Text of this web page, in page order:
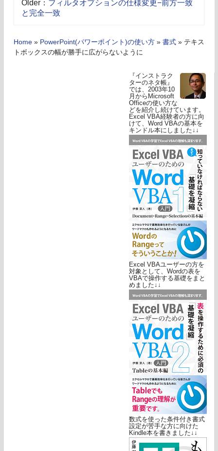
Older： フィルタオプションの仕様変更−前方一致
と完全一致
Home » PowerPoint(パワーポイント)の使い方 » 書式 » テキス
トボックスの幅が勝手に広がらないように
『インストラク
ターのネタ帳』
では、2003年10
月からMicrosoft
Officeの使い方な
どを紹介し続けています。
Excel VBA経験者の方に向
けて、Word VBAの基本を
キンドル本にしました↓↓
Excel VBAユーザーの方を
対象として、Wordの表を
VBAで操作する基礎をまと
めました↓↓
数式を使った条件付き書式
設定が苦手な方に向けた
Kindle本を書きました↓↓